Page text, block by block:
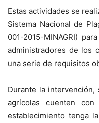
Estas actividades se
Sistema Nacional de
001-2015-MINAGRI)
administradores de los
una serie de requisitos
Durante la
agrícolas cuenten
establecimiento tenga